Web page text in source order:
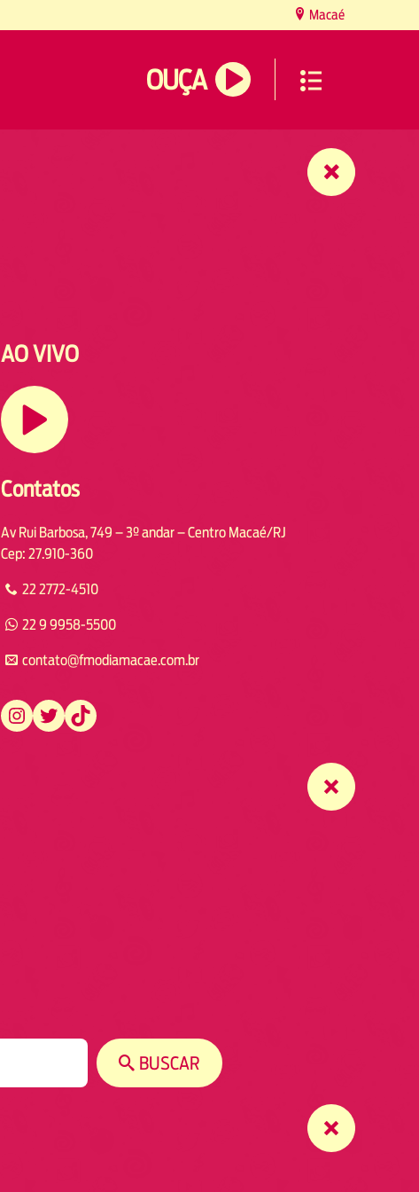
Macaé
OUÇA
AO VIVO
Contatos
Av Rui Barbosa, 749 – 3º andar – Centro Macaé/RJ
Cep: 27.910-360
22 2772-4510
22 9 9958-5500
contato@fmodiamacae.com.br
https://www.instagram.com/fmodia.macae/ https://twitter.com/fmodia.macae/ https://www.tiktok.com/@fmodia.macae
BUSCAR